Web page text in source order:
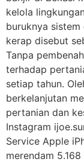
kelola
buruknya sistem
kerap disebut
Tanpa
terhadap
setiap tahun.
berkelanjutan
pertanian dan
Instagram
Service Apple
merendam